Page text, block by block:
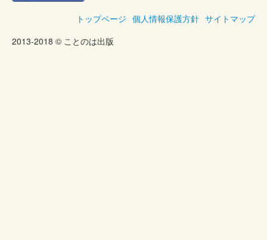
トップページ 個人情報保護方針 サイトマップ
2013-2018 © ことのは出版